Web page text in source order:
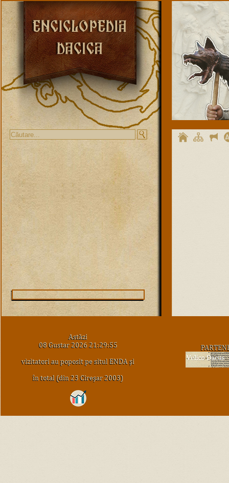
Astăzi
08 Gustar 2026 21:29:55
vizitatori au poposit pe situl ENDA şi
în total (din 23 Cireşar 2003)